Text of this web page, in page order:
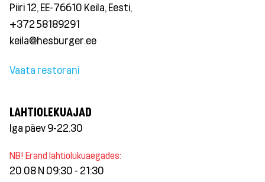
Piiri 12, EE-76610 Keila, Eesti,
+372 58189291
keila@hesburger.ee
Vaata restorani
LAHTIOLEKUAJAD
Iga päev 9-22.30
NB! Erand lahtiolukuaegades:
20.08 N 09:30 - 21:30